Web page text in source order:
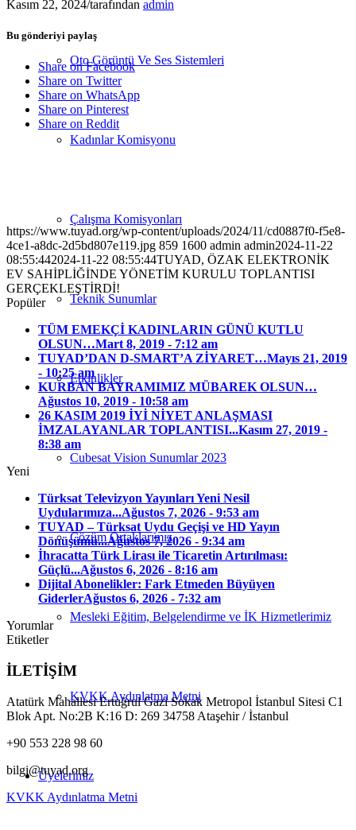
Oto Görüntü Ve Ses Sistemleri
Kadınlar Komisyonu
Çalışma Komisyonları
Teknik Sunumlar
Etkinlikler
Cubesat Vision Sunumlar 2023
Çözüm Ortaklarımız
Mesleki Eğitim, Belgelendirme ve İK Hizmetlerimiz
KVKK Aydınlatma Metni
Üyelerimiz
Kasım 22, 2024/tarafından admin
Bu gönderiyi paylaş
Share on Facebook
Share on Twitter
Share on WhatsApp
Share on Pinterest
Share on Reddit
https://www.tuyad.org/wp-content/uploads/2024/11/cd0887f0-f5e8-
4ce1-a8dc-2d5bd807e119.jpg 859 1600 admin admin2024-11-22
08:55:442024-11-22 08:55:44TUYAD, ÖZAK ELEKTRONİK
EV SAHİPLİĞİNDE YÖNETİM KURULU TOPLANTISI
GERÇEKLEŞTİRDİ!
Popüler
TÜM EMEKÇİ KADINLARIN GÜNÜ KUTLU
OLSUN…Mart 8, 2019 - 7:12 am
TUYAD’DAN D-SMART’A ZİYARET…Mayıs 21, 2019
- 10:25 am
KURBAN BAYRAMIMIZ MÜBAREK OLSUN…
Ağustos 10, 2019 - 10:58 am
26 KASIM 2019 İYİ NİYET ANLAŞMASI
İMZALAYANLAR TOPLANTISI...Kasım 27, 2019 -
8:38 am
Yeni
Türksat Televizyon Yayınları Yeni Nesil
Uydularımıza...Ağustos 7, 2026 - 9:53 am
TUYAD – Türksat Uydu Geçişi ve HD Yayın
Dönüşümü...Ağustos 7, 2026 - 9:34 am
İhracatta Türk Lirası ile Ticaretin Artırılması:
Güçlü...Ağustos 6, 2026 - 8:16 am
Dijital Abonelikler: Fark Etmeden Büyüyen
GiderlerAğustos 6, 2026 - 7:32 am
Yorumlar
Etiketler
İLETİŞİM
Atatürk Mahallesi Ertuğrul Gazi Sokak Metropol İstanbul Sitesi C1
Blok Apt. No:2B K:16 D: 269 34758 Ataşehir / İstanbul
+90 553 228 98 60
bilgi@tuyad.org
KVKK Aydınlatma Metni